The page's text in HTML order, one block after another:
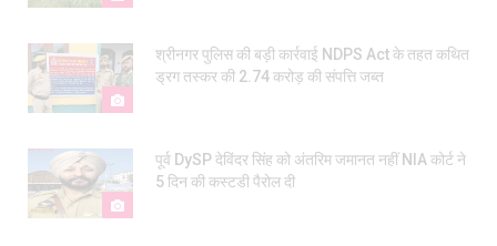
श्रीनगर पुलिस की बड़ी कार्रवाई NDPS Act के तहत कथित
ड्रग तस्कर की ₹2.74 करोड़ की संपत्ति जब्त
पूर्व DySP देविंदर सिंह को अंतरिम जमानत नहीं NIA कोर्ट ने
5 दिन की कस्टडी पैरोल दी